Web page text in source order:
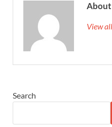
View
Search